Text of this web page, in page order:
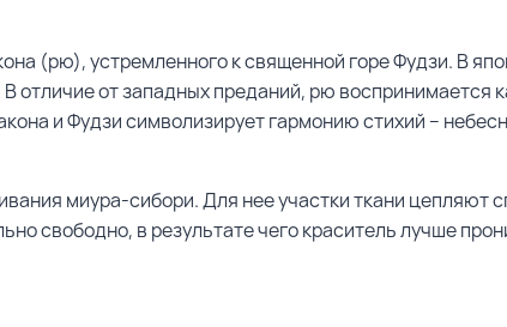
(рю), устремленного к священной горе Фудзи. В
отличие от западных преданий, рю воспринимается
и Фудзи символизирует гармонию стихий –
миура-сибори. Для нее участки ткани
свободно, в результате чего краситель лучше